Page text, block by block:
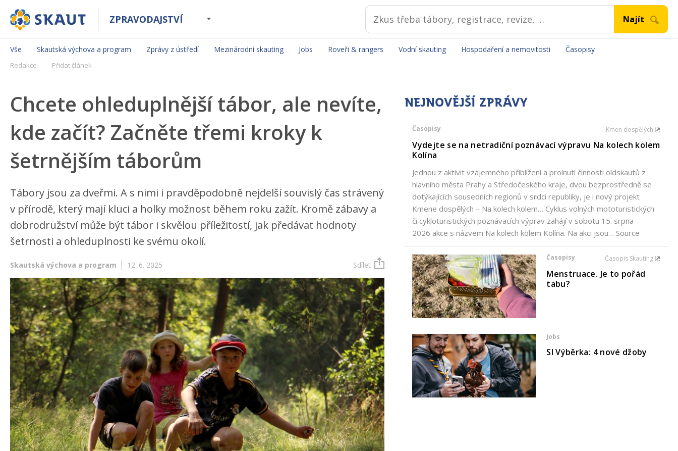
ZPRAVODAJSTVÍ
Vše Skautská výchova a program Zprávy z ústředí Mezinárodní skauting Jobs Roveři & rangers Vodní skauting Hospodaření a nemovitosti Časopisy
Redakce Přidat článek
Chcete ohleduplnější tábor, ale nevíte,
kde začít? Začněte třemi kroky k
šetrnějším táborům
Tábory jsou za dveřmi. A s nimi i pravděpodobně nejdelší souvislý čas strávený
v přírodě, který mají kluci a holky možnost během roku zažít. Kromě zábavy a
dobrodružství může být tábor i skvělou příležitostí, jak předávat hodnoty
šetrnosti a ohleduplnosti ke svému okolí.
Skautská výchova a program 12. 6. 2025 Sdílet
NEJNOVĚJŠÍ ZPRÁVY
Časopisy Kmen dospělých
Vydejte se na netradiční poznávací výpravu Na kolech kolem
Kolína
Jednou z aktivit vzájemného přiblížení a prolnutí činnosti oldskautů z
hlavního města Prahy a Středočeského kraje, dvou bezprostředně se
dotýkajících sousedních regionů v srdci republiky, je i nový projekt
Kmene dospělých – Na kolech kolem… Cyklus volných mototuristických
či cykloturistických poznávacích výprav zahájí v sobotu 15. srpna
2026 akce s názvem Na kolech kolem Kolína. Na akci jsou… Source
Časopisy Časopis Skauting
Menstruace. Je to pořád
tabu?
Jobs
SI Výběrka: 4 nové džoby